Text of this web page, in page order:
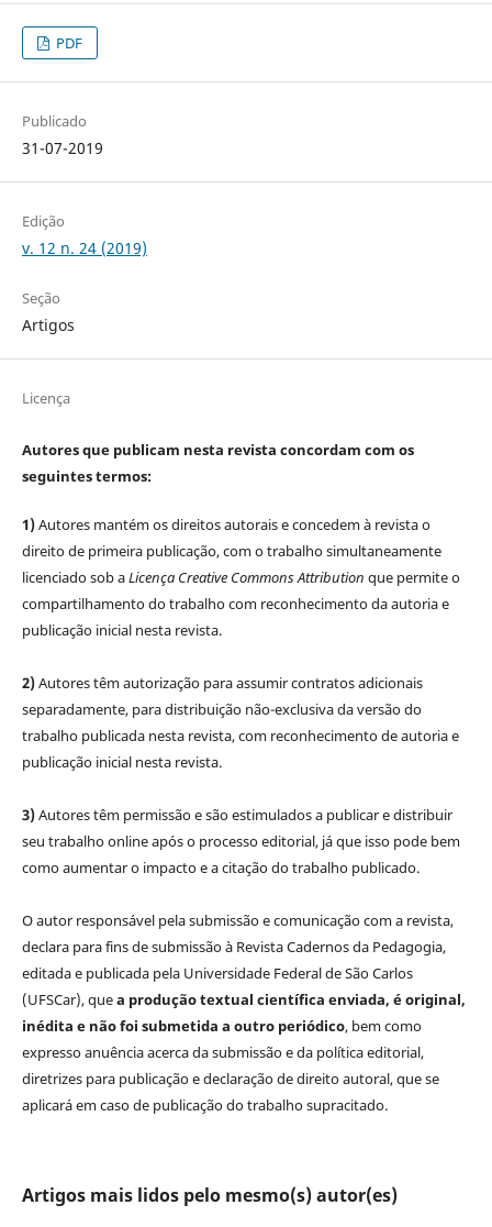
PDF
Publicado
31-07-2019
Edição
v. 12 n. 24 (2019)
Seção
Artigos
Licença
Autores que publicam nesta revista concordam com os
seguintes termos:
1)Autores mantém os direitos autorais e concedem à revista o
direito de primeira publicação, com o trabalho simultaneamente
licenciado sob aLicença Creative Commons Attribution que permite o
compartilhamento do trabalho com reconhecimento da autoria e
publicação inicial nesta revista.
2)Autores têm autorização para assumir contratos adicionais
separadamente, para distribuição não-exclusiva da versão do
trabalho publicada nesta revista, com reconhecimento de autoria e
publicação inicial nesta revista.
3)Autores têm permissão e são estimulados a publicar e distribuir
seu trabalho online após o processo editorial, já que isso pode bem
como aumentar o impacto e a citação do trabalho publicado.
O autor responsável pela submissão e comunicação com a revista,
declara para fins de submissão à Revista Cadernos da Pedagogia,
editada e publicada pela Universidade Federal de São Carlos
(UFSCar), quea produção textual científica enviada, é original,
inédita e não foi submetida a outro periódico, bem como
expresso anuência acerca da submissão e da política editorial,
diretrizes para publicação e declaração de direito autoral, que se
aplicará em caso de publicação do trabalho supracitado.
Artigos mais lidos pelo mesmo(s) autor(es)